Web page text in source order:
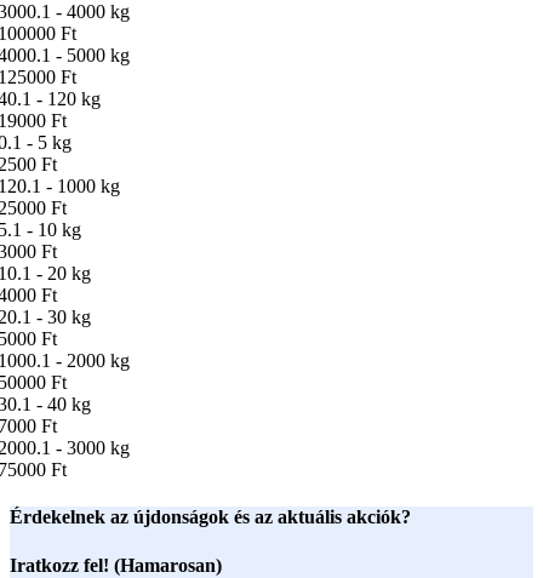
- 4000 kg
Ft
- 5000 kg
Ft
- 120 kg
Ft
- 5 kg
Ft
- 1000 kg
Ft
- 10 kg
Ft
- 20 kg
Ft
- 30 kg
Ft
- 2000 kg
Ft
- 40 kg
Ft
- 3000 kg
Ft
Érdekelnek az újdonságok és az aktuális akciók?
Iratkozz fel! (Hamarosan)